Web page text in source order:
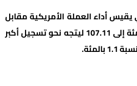
أداء العملة الأمريكية مقابل
ست عملات أخرى 0.1 بالمئة إلى 107.11 ليتجه نحو تسجيل أكبر